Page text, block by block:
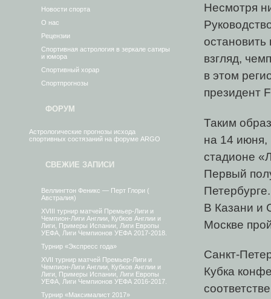
Новости спорта
О нас
Рецензии
Спортивная астрология в зеркале сатиры
и юмора
Спортивный хорар
Спортпрогнозы
ФОРУМ
Астрологические прогнозы исхода
спортивных состязаний на форуме ARGO
СВЕЖИЕ ЗАПИСИ
Веллингтон Феникс — Перт Глори (
Австралия)
XVIII турнир матчей Премьер-Лиги и
Чемпион-Лиги Англии, Кубков Англии и
Лиги, Примеры Испании, Лиги Европы
УЕФА, Лиги Чемпионов УЕФА 2017-2018.
Турнир «Экспресс года»
XVII турнир матчей Премьер-Лиги и
Чемпион-Лиги Англии, Кубков Англии и
Лиги, Примеры Испании, Лиги Европы
УЕФА, Лиги Чемпионов УЕФА 2016-2017.
Турнир «Максималист 2017»
Несмотря
взгляд,
в этом
президент
Таким
на 14
стадионе
Первый
Петербурге.
В Казани и
Москве
Санкт-
Кубка